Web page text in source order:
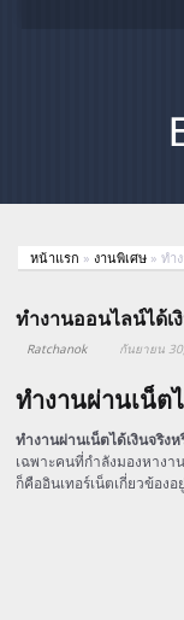
หน้าแรก »งานพิเศษ »ทำ
ทำงานออนไลน์ได้เ
Ratchanok กันยายน
ทํางานผ่านเน็ต
ทำงานผ่านเน็ตได้เงินจริงห
เฉพาะคนที่กำลังมองหาง
ก็คืออินเทอร์เน็ตเกี่ยวข้อง